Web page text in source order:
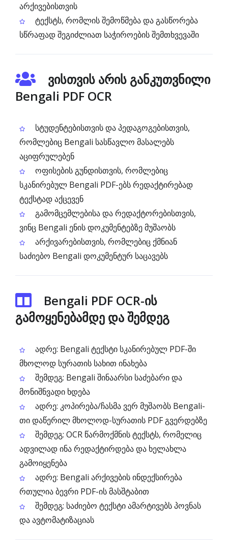
არქივებისთვის
ტექსტს, რომლის შემოწმება და გასწორება
სწრაფად შეგიძლიათ საჭიროების შემთხვევაში
ვისთვის არის განკუთვნილი
Bengali PDF OCR
სტუდენტებისთვის და პედაგოგებისთვის,
რომლებიც Bengali სასწავლო მასალებს
აციფრულებენ
ოფისების გუნდისთვის, რომლებიც
სკანირებულ Bengali PDF-ებს რედაქტირებად
ტექსტად აქცევენ
გამომცემლებისა და რედაქტორებისთვის,
ვინც Bengali ენის დოკუმენტებზე მუშაობს
არქივარებისთვის, რომლებიც ქმნიან
საძიებო Bengali დოკუმენტურ საცავებს
Bengali PDF OCR-ის
გამოყენებამდე და შემდეგ
ადრე: Bengali ტექსტი სკანირებულ PDF-ში
მხოლოდ სურათის სახით ინახება
შემდეგ: Bengali შინაარსი საძებარი და
მონიშნვადი ხდება
ადრე: კოპირება/ჩასმა ვერ მუშაობს Bengali-
თი დაწერილ მხოლოდ-სურათის PDF გვერდებზე
შემდეგ: OCR წარმოქმნის ტექსტს, რომელიც
ადვილად ინა რედაქტირდება და ხელახლა
გამოიყენება
ადრე: Bengali არქივების ინდექსირება
რთულია ბევრი PDF-ის მასშტაბით
შემდეგ: საძიებო ტექსტი ამარტივებს პოვნას
და ავტომატიზაციას